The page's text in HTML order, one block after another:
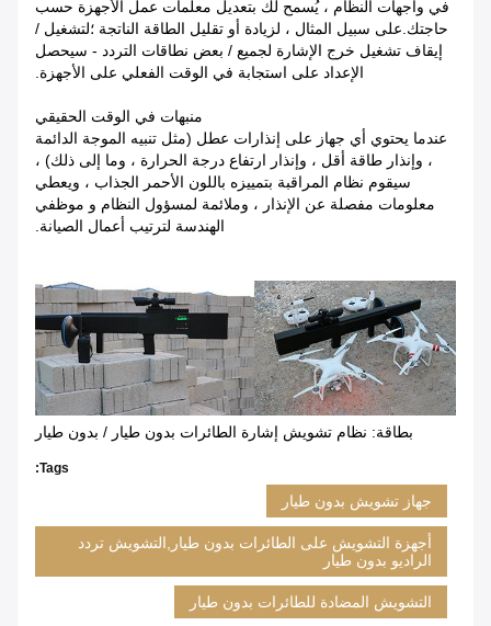
في واجهات النظام ، يُسمح لك بتعديل معلمات عمل الأجهزة حسب
حاجتك.على سبيل المثال ، لزيادة أو تقليل الطاقة الناتجة ؛لتشغيل /
إيقاف تشغيل خرج الإشارة لجميع / بعض نطاقات التردد - سيحصل
الإعداد على استجابة في الوقت الفعلي على الأجهزة.
منبهات في الوقت الحقيقي
عندما يحتوي أي جهاز على إنذارات عطل (مثل تنبيه الموجة الدائمة
، وإنذار طاقة أقل ، وإنذار ارتفاع درجة الحرارة ، وما إلى ذلك) ،
سيقوم نظام المراقبة بتمييزه باللون الأحمر الجذاب ، ويعطي
معلومات مفصلة عن الإنذار ، وملائمة لمسؤول النظام و موظفي
الهندسة لترتيب أعمال الصيانة.
بطاقة: نظام تشويش إشارة الطائرات بدون طيار / بدون طيار
Tags:
جهاز تشويش بدون طيار
أجهزة التشويش على الطائرات بدون طيار,التشويش تردد
الراديو بدون طيار
التشويش المضادة للطائرات بدون طيار